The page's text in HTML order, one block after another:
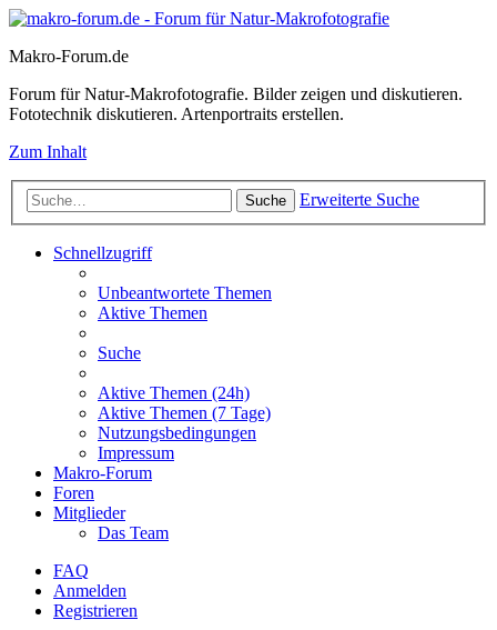
Makro-Forum.de
Forum für Natur-Makrofotografie. Bilder zeigen und diskutieren.
Fototechnik diskutieren. Artenportraits erstellen.
Zum Inhalt
Suche Erweiterte Suche
Schnellzugriff
Unbeantwortete Themen
Aktive Themen
Suche
Aktive Themen (24h)
Aktive Themen (7 Tage)
Nutzungsbedingungen
Impressum
Makro-Forum
Foren
Mitglieder
Das Team
FAQ
Anmelden
Registrieren